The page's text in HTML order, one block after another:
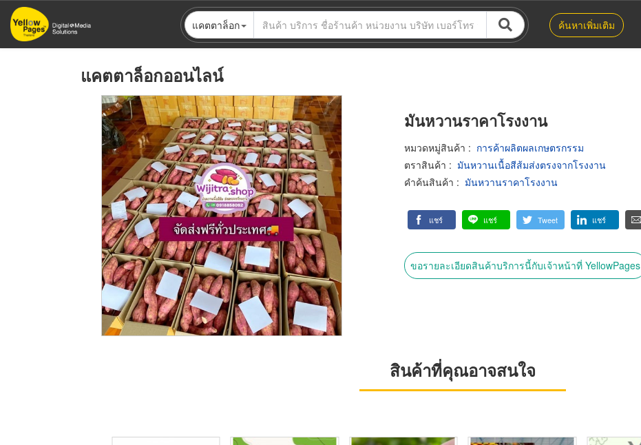
ข้าม
ไป
แคตตาล็อก ค้นหาเพิ่มเติม
แคตตาล็อกออนไลน์
มันหวานราคาโรงงาน
หมวดหมู่สินค้า : การค้าผลิตผลเกษตรกรรม
ตราสินค้า : มันหวานเนื้อสีส้มส่งตรงจากโรงงาน
คำค้นสินค้า : มันหวานราคาโรงงาน
แชร์ แชร์ Tweet แชร์
ขอรายละเอียดสินค้าบริการนี้กับเจ้าหน้าที่ YellowPages
สินค้าที่คุณอาจสนใจ